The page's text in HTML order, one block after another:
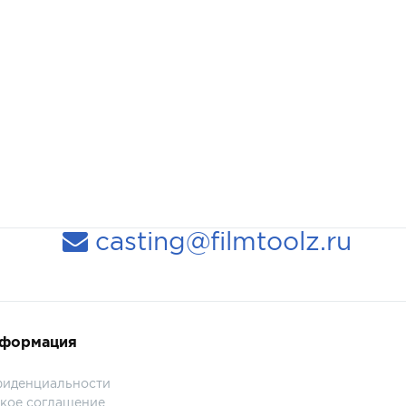
casting@filmtoolz.ru
соглашение